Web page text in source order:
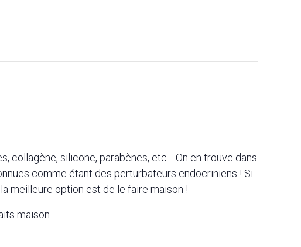
collagène, silicone, parabènes, etc… On en trouve dans
comme étant des perturbateurs endocriniens ! Si
meilleure option est de le faire maison !
maison.